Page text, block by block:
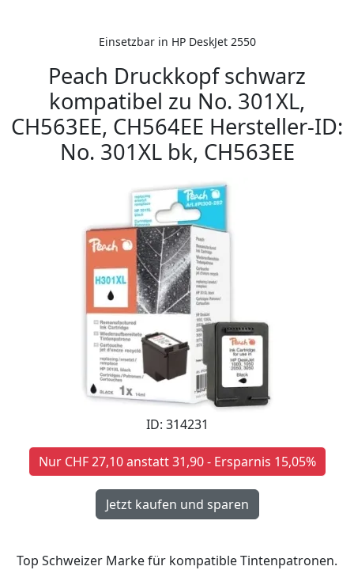
Einsetzbar in HP DeskJet 2550
Peach Druckkopf schwarz
kompatibel zu No. 301XL,
CH563EE, CH564EE Hersteller-ID:
No. 301XL bk, CH563EE
ID: 314231
Nur CHF 27,10 anstatt 31,90 - Ersparnis 15,05%
Top Schweizer Marke für kompatible Tintenpatronen.